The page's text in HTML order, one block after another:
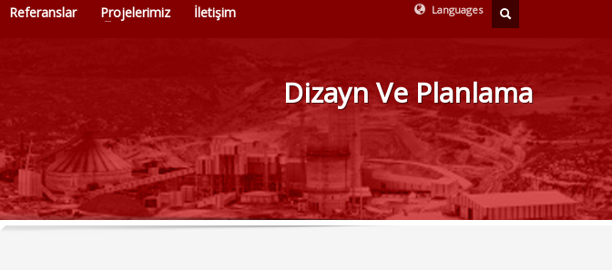
Languages
Referanslar Projelerimiz İletişim
Dizayn Ve Planlama